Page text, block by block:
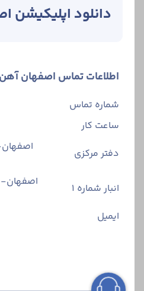
دانلود اپلیکیشن
اطلاعات تماس اصفهان آهن
شماره تماس
ساعت کار
دفتر مرکزی
انبار شماره 1
ایمیل